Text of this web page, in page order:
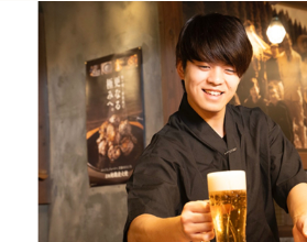
く照らす提灯が温かい雰囲気を
店舗によっては露店の仮組屋根
運動会のテントが設置されており
りに来たかのような、ワイワイ楽
ます。
また、お客様の層はサラリーマン
方がメインです。
ありがたいことに「塚田農場に